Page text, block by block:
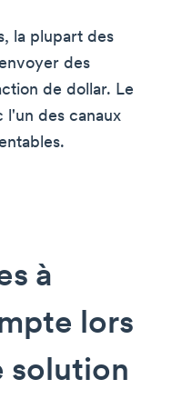
la plupart des
des
de dollar. Le
l'un des canaux
à
lors
solution